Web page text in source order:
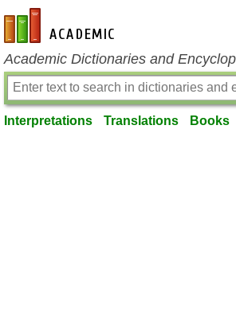
en-academic.com
Academic Dictionaries and
Interpretations Translations Books